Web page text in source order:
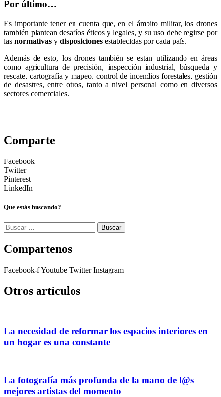
Por último…
Es importante tener en cuenta que, en el ámbito militar, los drones
también plantean desafíos éticos y legales, y su uso debe regirse por
las normativas y disposiciones establecidas por cada país.
Además de esto, los drones también se están utilizando en áreas
como agricultura de precisión, inspección industrial, búsqueda y
rescate, cartografía y mapeo, control de incendios forestales, gestión
de desastres, entre otros, tanto a nivel personal como en diversos
sectores comerciales.
Comparte
Facebook
Twitter
Pinterest
LinkedIn
Que estás buscando?
Buscar:
Compartenos
Facebook-fYoutube Twitter Instagram
Otros artículos
La necesidad de reformar los espacios interiores en
un hogar es una constante
La fotografía más profunda de la mano de l@s
mejores artistas del momento